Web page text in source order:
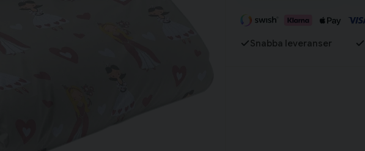
Snabba leveranser
Har du alla tillbehör?